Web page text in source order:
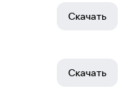
Скачать
Скачать